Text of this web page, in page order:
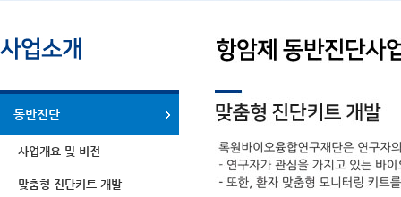
동반진단
사업개요 및 비전
맞춤형 진단키트 개발